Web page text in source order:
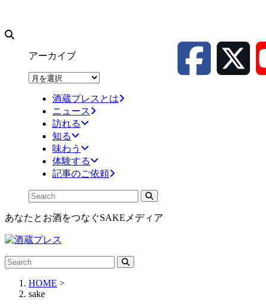
アーカイブ
ア
酒蔵プレスとは
ニュース
訪れる
知る
味わう
体験する
記事のご依頼
あなたとお酒をつなぐSAKEメディア
HOME >
sake